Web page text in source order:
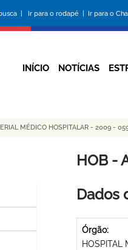
| Ir para o rodapé | Ir para o
INÍCIO NOTÍCIAS
MÉDICO HOSPITALAR - 2009 -
HOB -
Dados
Órgão:
HOSPITAL